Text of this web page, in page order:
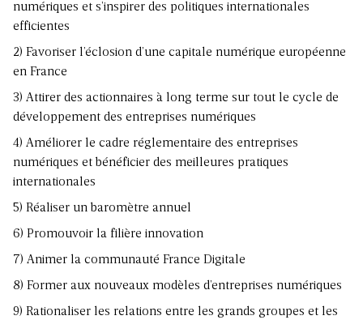
numériques et s’inspirer des politiques internationales
efficientes
2) Favoriser l’éclosion d’une capitale numérique européenne
en France
3) Attirer des actionnaires à long terme sur tout le cycle de
développement des entreprises numériques
4) Améliorer le cadre réglementaire des entreprises
numériques et bénéficier des meilleures pratiques
internationales
5) Réaliser un baromètre annuel
6) Promouvoir la filière innovation
7) Animer la communauté France Digitale
8) Former aux nouveaux modèles d’entreprises numériques
9) Rationaliser les relations entre les grands groupes et les